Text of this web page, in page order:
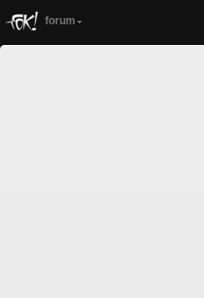
forum